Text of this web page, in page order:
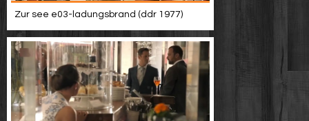
Zur see e03-ladungsbrand (ddr 1977)